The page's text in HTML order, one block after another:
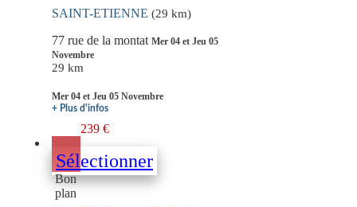
SAINT-ETIENNE (29 km)
77 rue de la montat Mer 04 et Jeu 05
Novembre
29 km
Mer 04 et Jeu 05 Novembre
+ Plus d'infos
239 €
Sélectionner
Bon
plan